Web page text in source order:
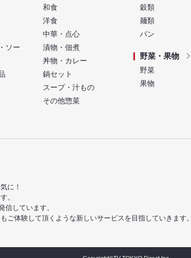
ソー
和食
洋食
中華・点心
漬物・佃煮
丼物・カレー
鍋セット
スープ・汁もの
その他惣菜
穀類
麺類
パン
野菜・果物
野菜
果物
に！
。
信しています。
ご体験して頂くような新しいサービスを目指していきます。